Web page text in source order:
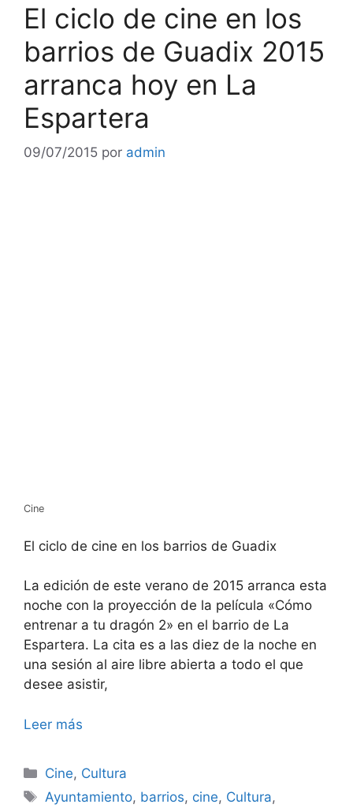
El ciclo de cine en los
barrios de Guadix 2015
arranca hoy en La
Espartera
09/07/2015 por admin
Cine
El ciclo de cine en los barrios de Guadix
La edición de este verano de 2015 arranca esta
noche con la proyección de la película «Cómo
entrenar a tu dragón 2» en el barrio de La
Espartera. La cita es a las diez de la noche en
una sesión al aire libre abierta a todo el que
desee asistir,
Leer más
Categorías
Cine, Cultura
Etiquetas
Ayuntamiento, barrios, cine, Cultura,